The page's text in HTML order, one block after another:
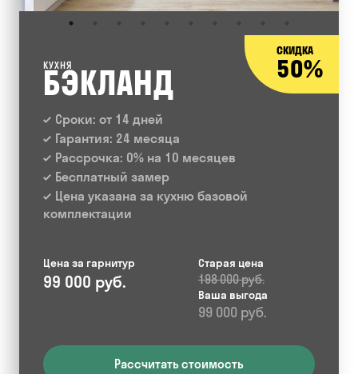
СКИДКА
50%
КУХНЯ
БЭКЛАНД
Сроки: от 14 дней
Гарантия: 24 месяца
Рассрочка: 0% на 10 месяцев
Бесплатный замер
Цена указана за кухню базовой
комплектации
Цена за гарнитур
99 000 руб.
Старая цена
198 000 руб.
Ваша выгода
99 000 руб.
Рассчитать стоимость